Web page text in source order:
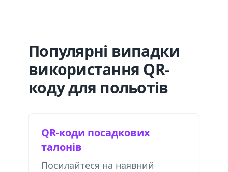
Популярні випадки
використання QR-
коду для польотів
QR-коди посадкових
талонів
Посилайтеся на наявний